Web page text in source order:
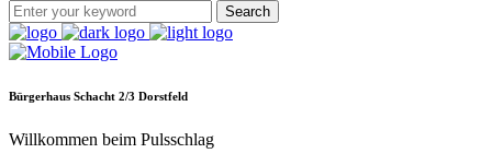
Bürgerhaus Schacht 2/3 Dorstfeld
Willkommen beim Pulsschlag